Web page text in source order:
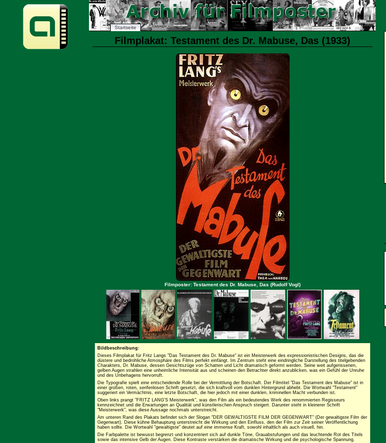
Startseite
Filmplakat: Testament des Dr. Mabuse, Das (1933)
Filmposter: Testament des Dr. Mabuse, Das (Rudolf Vogl)
Bildbeschreibung:
Dieses Filmplakat für Fritz Langs "Das Testament des Dr. Mabuse" ist ein Meisterwerk des expressionistischen Designs, das die
düstere und bedrohliche Atmosphäre des Films perfekt einfängt. Im Zentrum steht eine eindringliche Darstellung des titelgebenden
Charakters, Dr. Mabuse, dessen Gesichtszüge von Schatten und Licht dramatisch geformt werden. Seine weit aufgerissenen,
gelben Augen strahlen eine unheimliche Intensität aus und scheinen den Betrachter direkt anzublicken, was ein Gefühl der Unruhe
und des Unbehagens hervorruft.
Die Typografie spielt eine entscheidende Rolle bei der Vermittlung der Botschaft. Der Filmtitel "Das Testament des Mabuse" ist in
einer großen, roten, serifenlosen Schrift gesetzt, die sich kraftvoll vom dunklen Hintergrund abhebt. Die Wortwahl "Testament"
suggeriert ein Vermächtnis, eine letzte Botschaft, die hier jedoch mit einer dunklen, kriminellen Macht verbunden ist.
Oben links prangt "FRITZ LANG'S Meisterwerk", was den Film als ein bedeutendes Werk des renommierten Regisseurs
kennzeichnet und die Erwartungen an Qualität und künstlerischen Anspruch steigert. Darunter steht in kleinerer Schrift
"Meisterwerk", was diese Aussage nochmals unterstreicht.
Am unteren Rand des Plakats befindet sich der Slogan "DER GEWALTIGSTE FILM DER GEGENWART" (Der gewaltigste Film der
Gegenwart). Diese kühne Behauptung unterstreicht die Wirkung und den Einfluss, den der Film zur Zeit seiner Veröffentlichung
haben sollte. Die Wortwahl "gewaltigste" deutet auf eine immense Kraft, sowohl inhaltlich als auch visuell, hin.
Die Farbpalette ist bewusst begrenzt und konzentriert sich auf dunkle Töne, Grauabstufungen und das leuchtende Rot des Titels
sowie das intensive Gelb der Augen. Diese Kontraste verstärken die dramatische Wirkung und die psychologische Spannung.